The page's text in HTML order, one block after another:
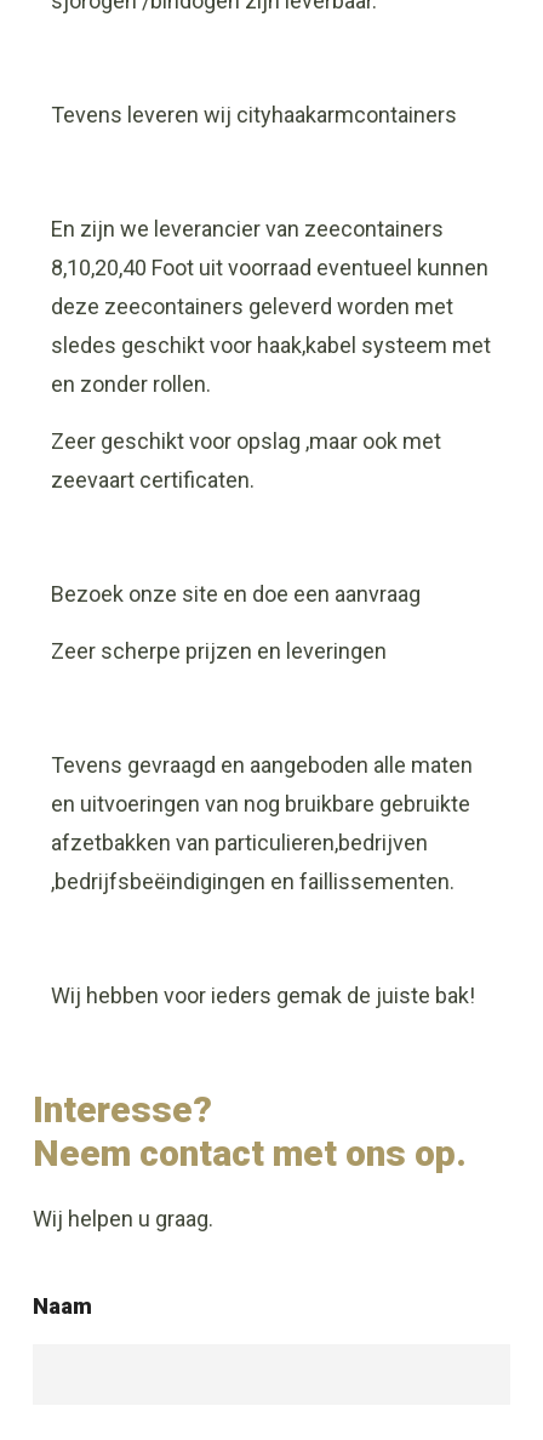
Tevens leveren wij cityhaakarmcontainers
En zijn we leverancier van zeecontainers
8,10,20,40 Foot uit voorraad eventueel kunnen
deze zeecontainers geleverd worden met
sledes geschikt voor haak,kabel systeem met
en zonder rollen.
Zeer geschikt voor opslag ,maar ook met
zeevaart certificaten.
Bezoek onze site en doe een aanvraag
Zeer scherpe prijzen en leveringen
Tevens gevraagd en aangeboden alle maten
en uitvoeringen van nog bruikbare gebruikte
afzetbakken van particulieren,bedrijven
,bedrijfsbeëindigingen en faillissementen.
Wij hebben voor ieders gemak de juiste bak!
Interesse?
Neem contact met ons op.
Wij helpen u graag.
Naam